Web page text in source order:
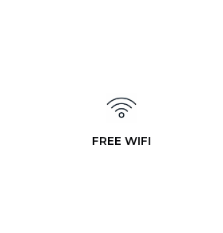
FREE WIFI